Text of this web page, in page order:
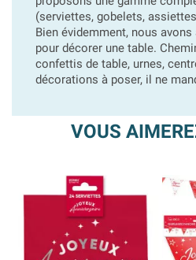
(serviettes, gobelets,
Bien évidemment, nous
pour décorer une table.
confettis de table, urnes,
décorations à poser, il ne
VOUS